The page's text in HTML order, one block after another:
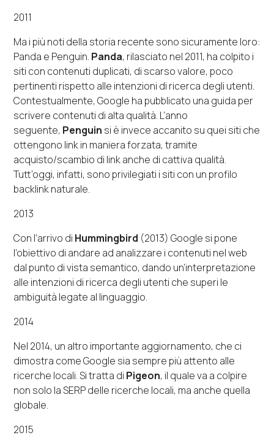
2011
Ma i più noti della storia recente sono sicuramente loro:
Panda e Penguin. Panda, rilasciato nel 2011, ha colpito i
siti con contenuti duplicati, di scarso valore, poco
pertinenti rispetto alle intenzioni di ricerca degli utenti.
Contestualmente, Google ha pubblicato una guida per
scrivere contenuti di alta qualità. L’anno
seguente, Penguin si è invece accanito su quei siti che
ottengono link in maniera forzata, tramite
acquisto/scambio di link anche di cattiva qualità.
Tutt’oggi, infatti, sono privilegiati i siti con un profilo
backlink naturale.
2013
Con l’arrivo di Hummingbird (2013) Google si pone
l’obiettivo di andare ad analizzare i contenuti nel web
dal punto di vista semantico, dando un’interpretazione
alle intenzioni di ricerca degli utenti che superi le
ambiguità legate al linguaggio.
2014
Nel 2014, un altro importante aggiornamento, che ci
dimostra come Google sia sempre più attento alle
ricerche locali. Si tratta di Pigeon, il quale va a colpire
non solo la SERP delle ricerche locali, ma anche quella
globale.
2015